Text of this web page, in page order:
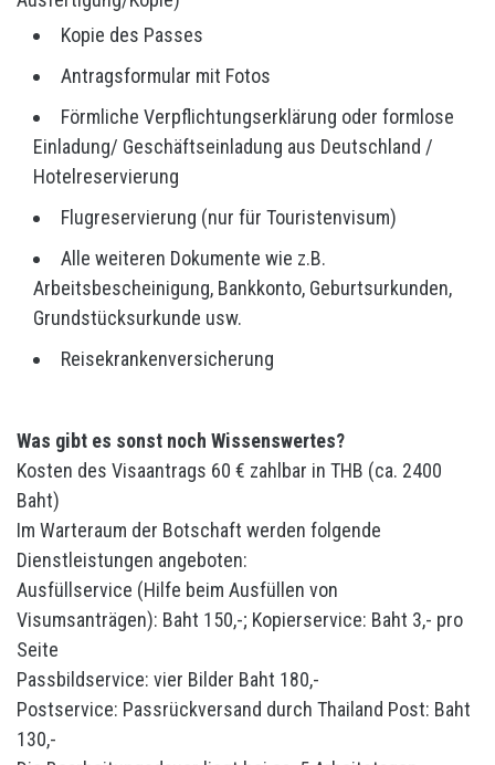
Kopie des Passes
Antragsformular mit Fotos
Förmliche Verpflichtungserklärung oder formlose
Einladung/ Geschäftseinladung aus Deutschland /
Hotelreservierung
Flugreservierung (nur für Touristenvisum)
Alle weiteren Dokumente wie z.B.
Arbeitsbescheinigung, Bankkonto, Geburtsurkunden,
Grundstücksurkunde usw.
Reisekrankenversicherung
Was gibt es sonst noch Wissenswertes?
Kosten des Visaantrags 60 € zahlbar in THB (ca. 2400
Baht)
Im Warteraum der Botschaft werden folgende
Dienstleistungen angeboten:
Ausfüllservice (Hilfe beim Ausfüllen von
Visumsanträgen): Baht 150,-; Kopierservice: Baht 3,- pro
Seite
Passbildservice: vier Bilder Baht 180,-
Postservice: Passrückversand durch Thailand Post: Baht
130,-